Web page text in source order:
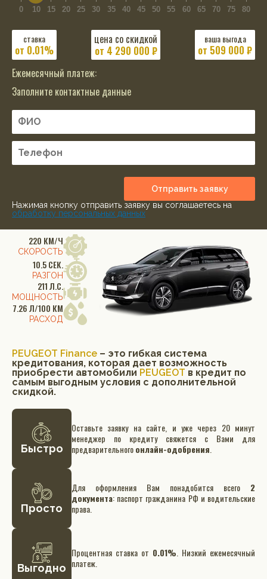
0 10 15 20 25 30 35 40 45 50 55 60 65 70 75 80
ставка
от 0.01%
цена со скидкой
от 4 290 000 ₽
ваша выгода
от 509 000 ₽
Ежемесячный платеж:
Заполните контактные данные
Отправить заявку
Нажимая кнопку отправить заявку вы соглашаетесь на
обработку персональных данных
220 КМ/Ч
СКОРОСТЬ
10.5 СЕК.
РАЗГОН
211 Л.С.
МОЩНОСТЬ
7.26 Л/100 КМ
РАСХОД
PEUGEOT Finance – это гибкая система
кредитования, которая дает возможность
приобрести автомобили PEUGEOT в кредит по
самым выгодным условия с дополнительной
скидкой.
Быстро
Оставьте заявку на сайте, и уже через 20 минут
менеджер по кредиту свяжется с Вами для
предварительногоонлайн-одобрения
Просто
Для оформления Вам понадобится всего 2
документа: паспорт гражданина РФ и водительские
права.
Выгодно
Процентная ставка от 0.01% . Низкий ежемесячный
платеж.